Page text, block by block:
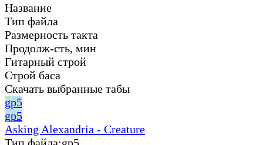
Название
Тип файла
Размерность такта
Продолж-сть, мин
Гитарный строй
Строй баса
Скачать выбранные табы
gp5
gp5
Asking Alexandria - Creature